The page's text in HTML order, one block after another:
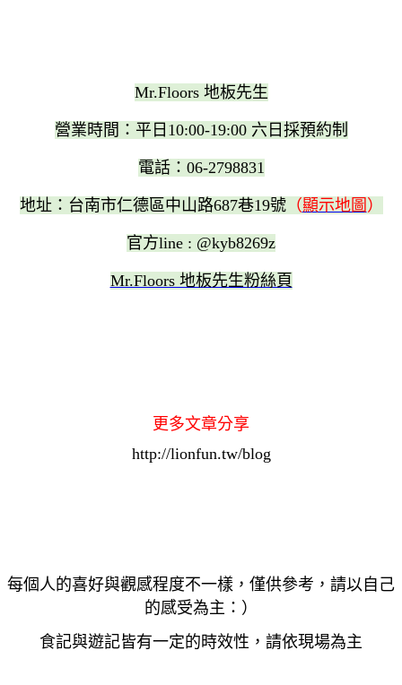
Mr.Floors 地板先生
營業時間：平日10:00-19:00 六日採預約制
電話：06-2798831
地址：台南市仁德區中山路687巷19號（顯示地圖 ）
官方line : @kyb8269z
Mr.Floors 地板先生粉絲頁
更多文章分享
http://lionfun.tw/blog
每個人的喜好與觀感程度不一樣，僅供參考，請以自己
的感受為主：）
食記與遊記皆有一定的時效性，請依現場為主